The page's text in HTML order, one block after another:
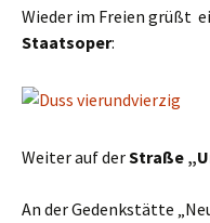
Wieder im Freien grüßt
Staatsoper:
Weiter auf derStraße
An der Gedenkstätte